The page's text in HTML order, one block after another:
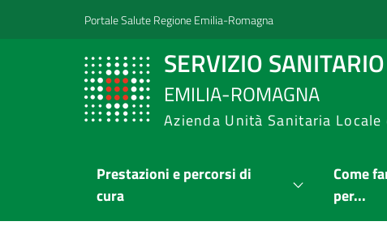
Vai al contenuto
Vai alla navigazionePortale Salute Regione Emilia-Romagna
SERVIZIO
EMILIA-ROMAGNA
Azienda Unità Sanitaria Locale
Prestazioni e percorsi di
cura
Come
per...